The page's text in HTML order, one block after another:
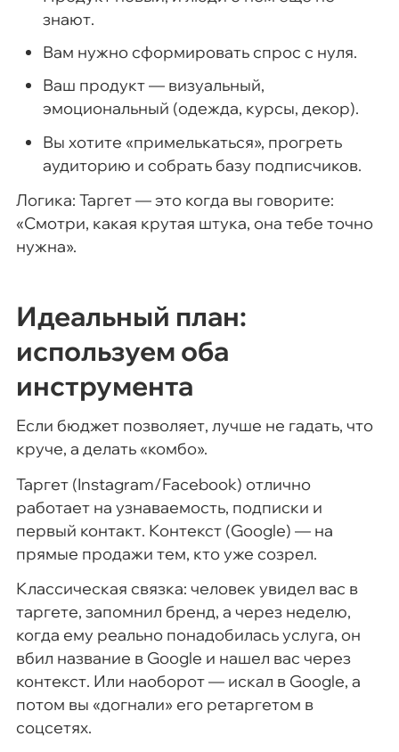
знают.
Вам нужно сформировать спрос с нуля.
Ваш продукт — визуальный,
эмоциональный (одежда, курсы, декор).
Вы хотите «примелькаться», прогреть
аудиторию и собрать базу подписчиков.
Логика: Таргет — это когда вы говорите:
«Смотри, какая крутая штука, она тебе точно
нужна».
Идеальный план:
используем оба
инструмента
Если бюджет позволяет, лучше не гадать, что
круче, а делать «комбо».
Таргет (Instagram/Facebook) отлично
работает на узнаваемость, подписки и
первый контакт. Контекст (Google) — на
прямые продажи тем, кто уже созрел.
Классическая связка: человек увидел вас в
таргете, запомнил бренд, а через неделю,
когда ему реально понадобилась услуга, он
вбил название в Google и нашел вас через
контекст. Или наоборот — искал в Google, а
потом вы «догнали» его ретаргетом в
соцсетях.